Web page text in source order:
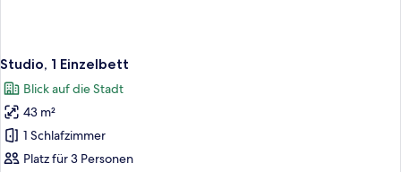
Studio, 1 Einzelbett
Blick auf die Stadt
43 m²
1 Schlafzimmer
Platz für 3 Personen